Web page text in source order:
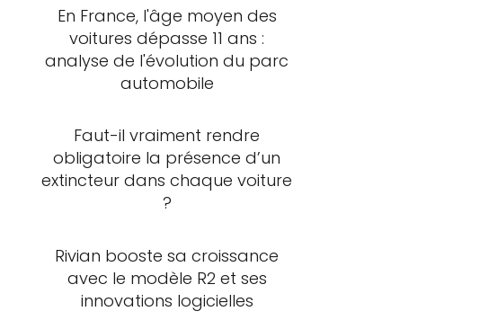
En France, l'âge moyen des
voitures dépasse 11 ans :
analyse de l'évolution du parc
automobile
Faut-il vraiment rendre
obligatoire la présence d’un
extincteur dans chaque voiture
?
Rivian booste sa croissance
avec le modèle R2 et ses
innovations logicielles